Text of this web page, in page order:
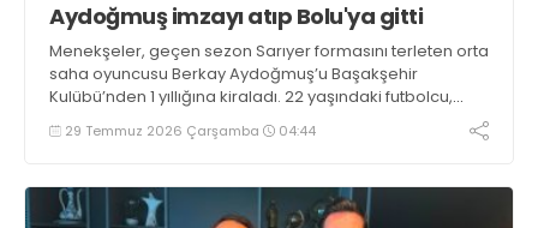
Aydoğmuş imzayı atıp Bolu'ya gitti
Menekşeler, geçen sezon Sarıyer formasını terleten orta
saha oyuncusu Berkay Aydoğmuş’u Başakşehir
Kulübü’nden 1 yıllığına kiraladı. 22 yaşındaki futbolcu,
kendisini Gebzesporlu yapan sözleşmeye imza
atmasının ardından takımın Bolu kampına dahil oldu.
29 Temmuz 2026 Çarşamba 04:44